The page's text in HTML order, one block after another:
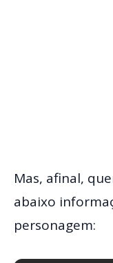
Mas, afinal,
abaixo
personagem: